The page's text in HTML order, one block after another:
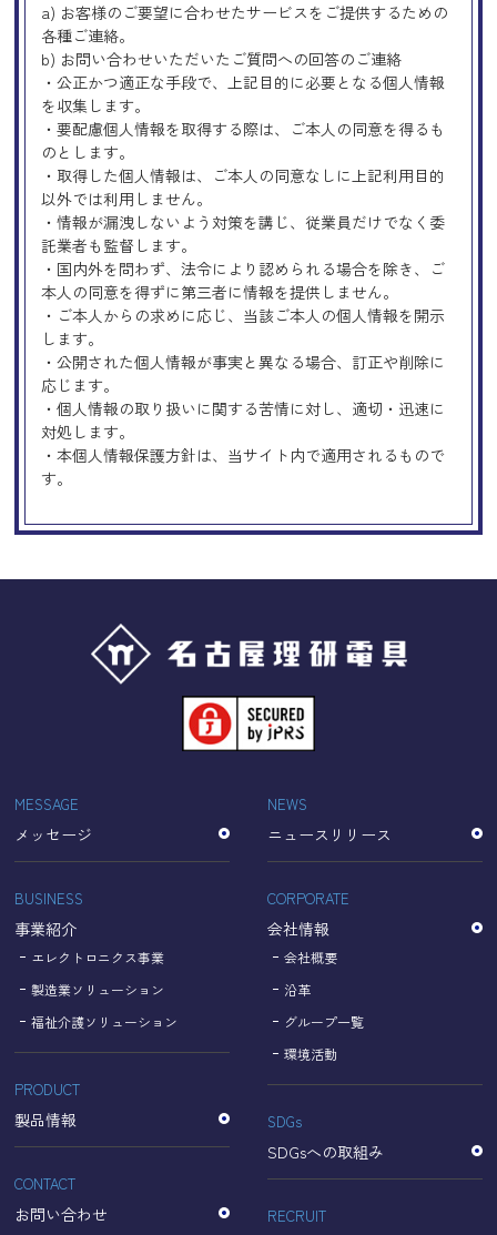
a) お客様のご要望に合わせたサービスをご提供するための
各種ご連絡。
b) お問い合わせいただいたご質問への回答のご連絡
・公正かつ適正な手段で、上記目的に必要となる個人情報
を収集します。
・要配慮個人情報を取得する際は、ご本人の同意を得るも
のとします。
・取得した個人情報は、ご本人の同意なしに上記利用目的
以外では利用しません。
・情報が漏洩しないよう対策を講じ、従業員だけでなく委
託業者も監督します。
・国内外を問わず、法令により認められる場合を除き、ご
本人の同意を得ずに第三者に情報を提供しません。
・ご本人からの求めに応じ、当該ご本人の個人情報を開示
します。
・公開された個人情報が事実と異なる場合、訂正や削除に
応じます。
・個人情報の取り扱いに関する苦情に対し、適切・迅速に
対処します。
・本個人情報保護方針は、当サイト内で適用されるもので
す。
Googleアナリティクスの使用につい
当サイトでは、より良いサービスの提供、またユーザビリ
ティの向上のため、Googleアナリティクスを使用し、当サ
イトの利用状況などのデータ収集及び解析を行っておりま
す。その際、「Cookie」を通じて、Googleがお客様のIPア
ドレスなどの情報を収集する場合がありますが、
「Cookie」で収集される情報は個人を特定できるものでは
収集されたデータはGoogleのプライバシーポリシーにおい
て管理されます。
なお、当サイトのご利用をもって、上述の方法・目的にお
いてGoogle及び当サイトが行うデータ処理に関し、お客様
【Googleのプライバシーポリシー】
https://policies.google.com/privacy?hl=ja
https://policies.google.com/technologies/partner-sites?
hl=ja
個人情報に関するお問い合わせ窓口
名古屋理研電具株式会社
TEL：052-833-1248
MESSAGE
メッセージ
BUSINESS
事業紹介
エレクトロニクス事業
製造業ソリューション
福祉介護ソリューション
PRODUCT
製品情報
CONTACT
お問い合わせ
NEWS
ニュースリリース
CORPORATE
会社情報
会社概要
沿革
グループ一覧
環境活動
SDGs
SDGsへの取組み
RECRUIT